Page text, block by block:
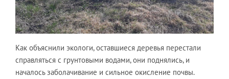
Как объяснили экологи, оставшиеся деревья перестали
справляться с грунтовыми водами, они поднялись, и
началось заболачивание и сильное окисление почвы.